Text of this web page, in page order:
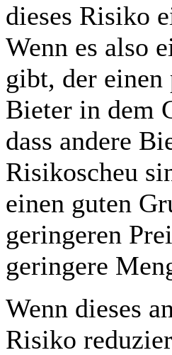
dieses Risiko
Wenn es also
gibt, der
Bieter in dem
dass andere
Risikoscheu
einen guten
geringeren
geringere
Wenn dieses
Risiko